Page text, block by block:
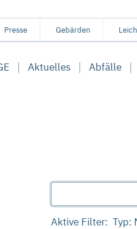
Presse Gebärden
Aktuelles Abfälle
Aktive Filter: Typ: